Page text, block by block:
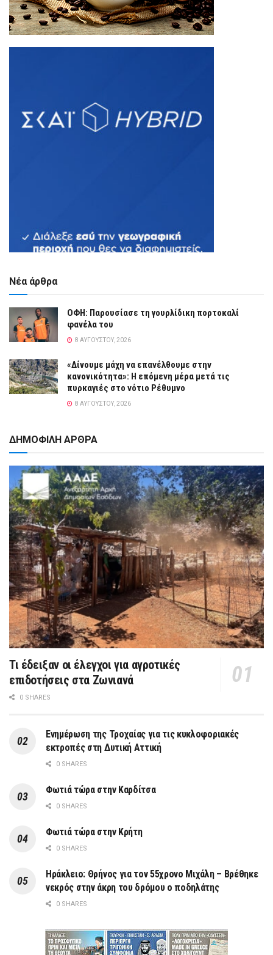
Νέα άρθρα
ΟΦΗ: Παρουσίασε τη γουρλίδικη πορτοκαλί
φανέλα του
8 ΑΥΓΟΎΣΤΟΥ, 2026
«Δίνουμε μάχη να επανέλθουμε στην
κανονικότητα»: Η επόμενη μέρα μετά τις
πυρκαγιές στο νότιο Ρέθυμνο
8 ΑΥΓΟΎΣΤΟΥ, 2026
ΔΗΜΟΦΙΛΗ ΑΡΘΡΑ
Τι έδειξαν οι έλεγχοι για αγροτικές
επιδοτήσεις στα Ζωνιανά
0 SHARES
Ενημέρωση της Τροχαίας για τις κυκλοφοριακές
εκτροπές στη Δυτική Αττική
0 SHARES
Φωτιά τώρα στην Καρδίτσα
0 SHARES
Φωτιά τώρα στην Κρήτη
0 SHARES
Ηράκλειο: Θρήνος για τον 55χρονο Μιχάλη – Βρέθηκε
νεκρός στην άκρη του δρόμου ο ποδηλάτης
0 SHARES